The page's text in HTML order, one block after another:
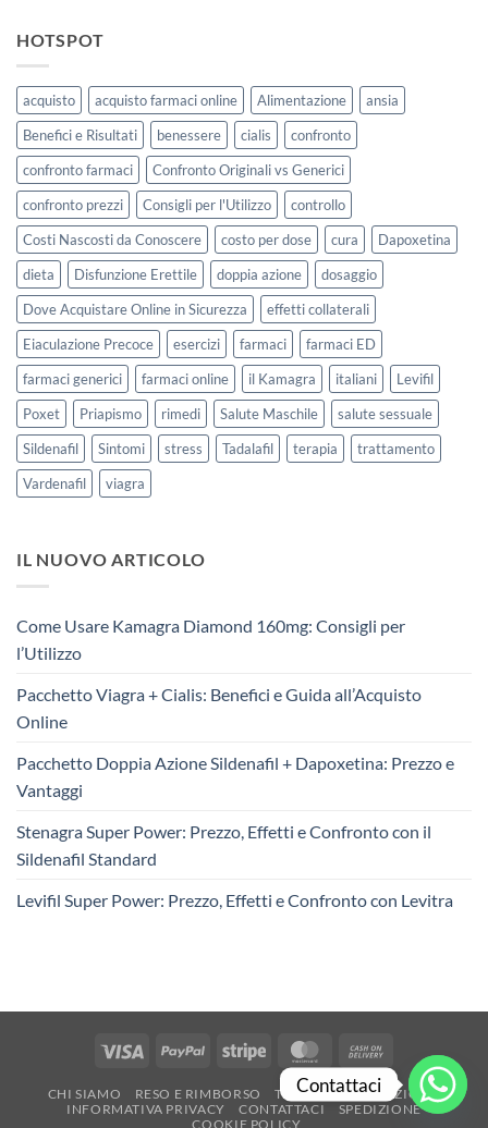
HOTSPOT
acquisto acquisto farmaci online Alimentazione
ansia
Benefici e Risultati
benessere cialis
confronto
confronto farmaci
Confronto Originali vs Generici
confronto prezzi
Consigli per l'Utilizzo
controllo
Costi Nascosti da Conoscere
costo per dose cura
Dapoxetina
dieta
Disfunzione Erettile doppia azione
dosaggio
Dove Acquistare Online in Sicurezza
effetti collaterali
Eiaculazione Precoce
esercizi farmaci
farmaci ED
farmaci generici
farmaci online il Kamagra italiani
Levifil
Poxet
Priapismo rimedi Salute Maschile
salute sessuale
Sildenafil
Sintomi stress Tadalafil terapia
trattamento
Vardenafil
viagra
IL NUOVO ARTICOLO
Come Usare Kamagra Diamond 160mg: Consigli per
l’Utilizzo
Pacchetto Viagra + Cialis: Benefici e Guida all’Acquisto
Online
Pacchetto Doppia Azione Sildenafil + Dapoxetina: Prezzo e
Vantaggi
Stenagra Super Power: Prezzo, Effetti e Confronto con il
Sildenafil Standard
Levifil Super Power: Prezzo, Effetti e Confronto con Levitra
Visa PayPal Stripe MasterCard
On
Delivery
CHI SIAMO RESO E RIMBORSO
TERMINI E CONDIZIONI
INFORMATIVA PRIVACY
CONTATTACI
SPEDIZIONE
COOKIE POLICY
Contattaci